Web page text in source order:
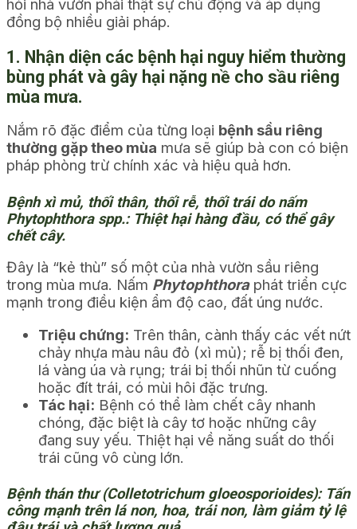
hỏi nhà vườn phải thật sự chủ động và áp dụng
đồng bộ nhiều giải pháp.
1. Nhận diện các bệnh hại nguy hiểm thường
bùng phát và gây hại nặng nề cho sầu riêng
mùa mưa.
Nắm rõ đặc điểm của từng loại bệnh sầu riêng
thường gặp theo mùa mưa sẽ giúp bà con có biện
pháp phòng trừ chính xác và hiệu quả hơn.
Bệnh xì mủ, thối thân, thối rễ, thối trái do nấm
Phytophthora spp.: Thiệt hại hàng đầu, có thể gây
chết cây.
Đây là “kẻ thù” số một của nhà vườn sầu riêng
trong mùa mưa. Nấm Phytophthoraphát triển cực
mạnh trong điều kiện ẩm độ cao, đất úng nước.
Triệu chứng: Trên thân, cành thấy các vết nứt
chảy nhựa màu nâu đỏ (xì mủ); rễ bị thối đen,
lá vàng úa và rụng; trái bị thối nhũn từ cuống
hoặc đít trái, có mùi hôi đặc trưng.
Tác hại: Bệnh có thể làm chết cây nhanh
chóng, đặc biệt là cây tơ hoặc những cây
đang suy yếu. Thiệt hại về năng suất do thối
trái cũng vô cùng lớn.
Bệnh thán thư (Colletotrichum gloeosporioides): Tấn
công mạnh trên lá non, hoa, trái non, làm giảm tỷ lệ